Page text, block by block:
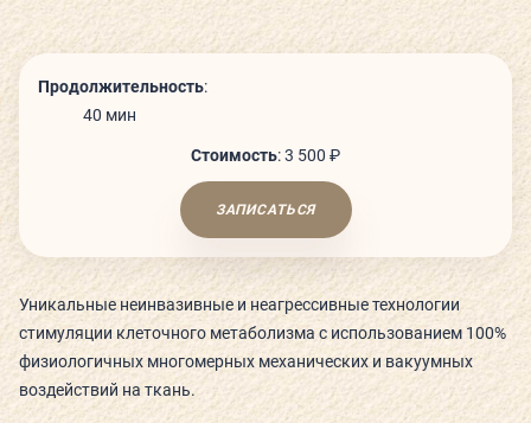
ДЕТСКИЙ КЛУБ
О КЛУБЕ
КЛУБНЫЕ КАРТЫ
ГОСТЕВОЙ ВИЗИТ
РАСПИСАНИЕ
КОНТАКТЫ
Продолжительность:
40 мин
Стоимость:3 500 ₽
ЗАПИСАТЬСЯ
Уникальные неинвазивные и неагрессивные технологии
стимуляции клеточного метаболизма с использованием 100%
физиологичных многомерных механических и вакуумных
воздействий на ткань.